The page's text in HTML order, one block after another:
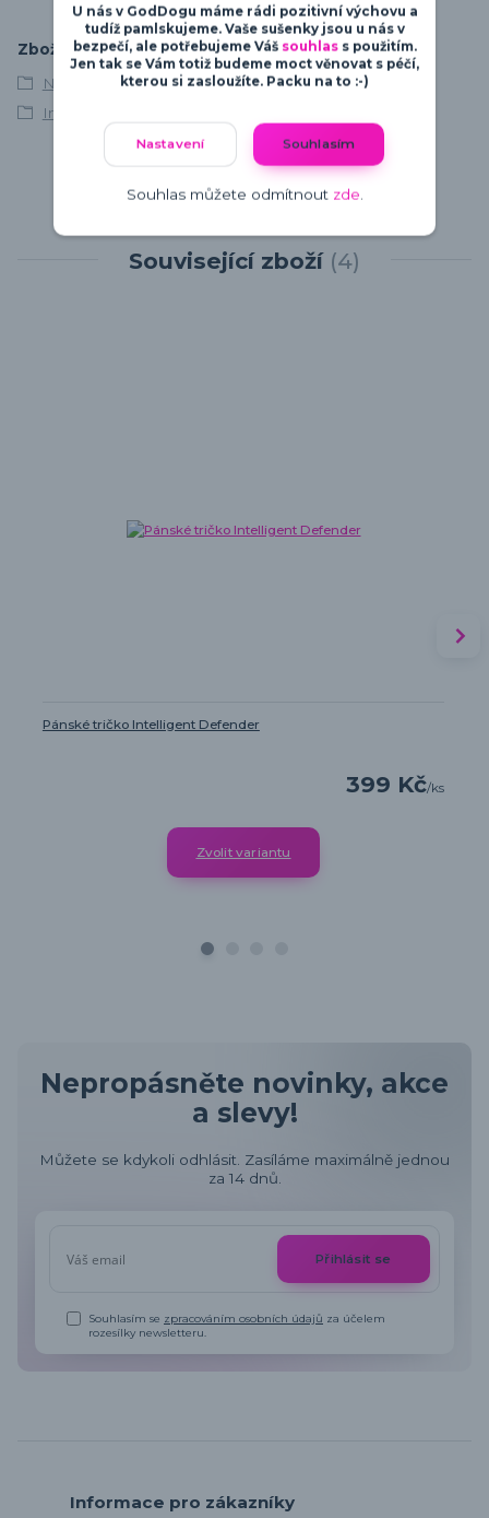
Zboží zařazeno v kategoriích
Německý boxer
Intelligent Defender
Související zboží 4
Pánské tričko Intelligent Defender
399 Kč/ks
Zvolit variantu
Nepropásněte novinky, akce
a slevy!
Můžete se kdykoli odhlásit. Zasíláme maximálně jednou
za 14 dnů.
Přihlásit se
Souhlasím se zpracováním osobních údajů za účelem
rozesílky newsletteru.
Informace pro zákazníky
U nás v GodDogu máme rádi pozitivní výchovu a
tudíž pamlskujeme. Vaše sušenky jsou u nás v
bezpečí, ale potřebujeme Váš souhlass použitím.
Jen tak se Vám totiž budeme moct věnovat s péčí,
kterou si zasloužíte. Packu na to :-)
Nastavení Souhlasím
Souhlas můžete odmítnout zde.